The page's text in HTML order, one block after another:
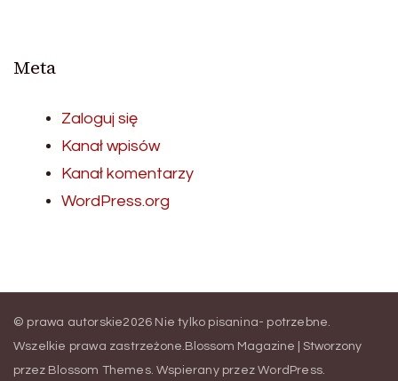
Meta
Zaloguj się
Kanał wpisów
Kanał komentarzy
WordPress.org
© prawa autorskie2026 Nie tylko pisanina- potrzebne
Wszelkie prawa zastrzeżone. Blossom Magazine | Stworzony
przez Blossom Themes. Wspierany przezWordPress